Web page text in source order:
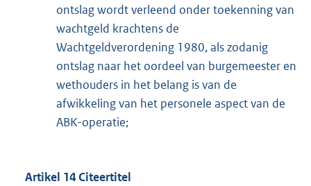
ontslag wordt verleend onder toekenning van
wachtgeld krachtens de
Wachtgeldverordening 1980, als zodanig
ontslag naar het oordeel van burgemeester en
wethouders in het belang is van de
afwikkeling van het personele aspect van de
ABK-operatie;
Artikel 14 Citeertitel